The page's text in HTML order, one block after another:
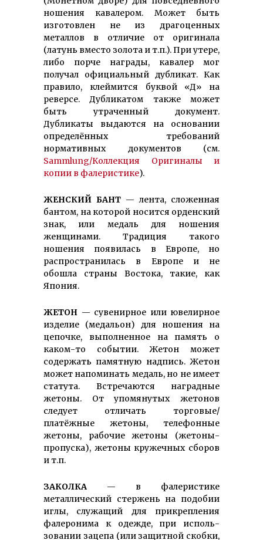
ношения ка­валером. Может быть
изготовлен не из драгоценных
металлов в отличие от оригинала
(латунь вместо золота и т.п.). При утере,
либо порче награды, кавалер мог
получал официальный дубликат. Как
правило, клеймится буквой «Д» на
реверсе. Дубликатом также может
быть утраченный документ.
Дубликаты выдаются на основании
определённых требований
нормативных документов (см.
Sammlung/Коллекция Оригиналы и
копии в фалеристике).
ЖЕНСКИЙ БАНТ — лента, сложенная
бантом, на которой носится орденский
знак, или медаль для ношения
женщинами. Традиция такого
ношения появилась в Европе, но
распространилась в Европе и не
обошла страны Востока, такие, как
Япония.
ЖЕТОН — сувенирное или ювелирное
изделие (медальон) для ношения на
цепочке, выполненное на память о
каком-то событии. Жетон может
содержать памятную надпись. Жетон
может напоминать медаль, но не имеет
статута. Встречаются наградные
жетоны. От упомянутых жетонов
следует отличать торговые/
платёжные жетоны, телефонные
жетоны, рабочие жетоны (жетоны-
пропуска), жетоны кружечных сборов
и т.п.
ЗАКОЛКА — в фалеристике
металлический стержень на подобии
иглы, служащий для прикрепления
фалеронима к одежде, при исполь­
зовании зацепа (или защитной скобки,